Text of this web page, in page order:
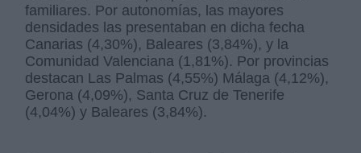
familiares. Por autonomías, las mayores
densidades las presentaban en dicha fecha
Canarias (4,30%), Baleares (3,84%), y la
Comunidad Valenciana (1,81%). Por provincias
destacan Las Palmas (4,55%) Málaga (4,12%),
Gerona (4,09%), Santa Cruz de Tenerife
(4,04%) y Baleares (3,84%).